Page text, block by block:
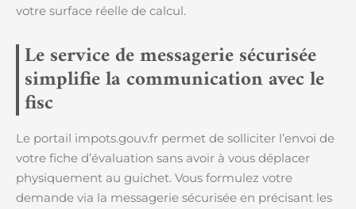
votre surface réelle de calcul.
Le service de messagerie sécurisée
simplifie la communication avec le
fisc
Le portail impots.gouv.fr permet de solliciter l’envoi de
votre fiche d’évaluation sans avoir à vous déplacer
physiquement au guichet. Vous formulez votre
demande via la messagerie sécurisée en précisant les